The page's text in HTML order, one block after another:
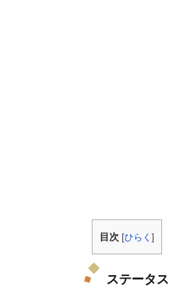
目次 [ひらく ]
ステータス